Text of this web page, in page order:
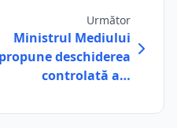
Următor
Ministrul Mediului
propune deschiderea
controlată a…